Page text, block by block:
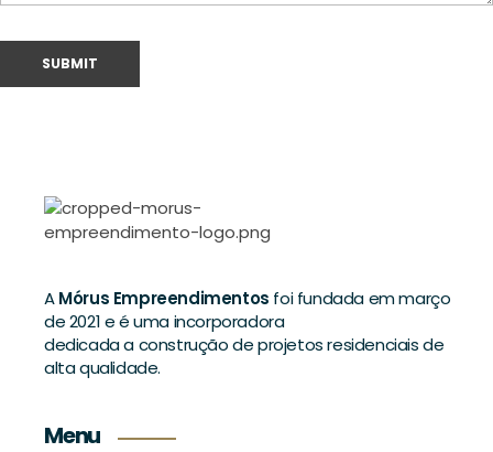
AMórus Empreendimentos foi fundada em março
de 2021 e é uma incorporadora
dedicada a construção de projetos residenciais de
alta qualidade.
Menu